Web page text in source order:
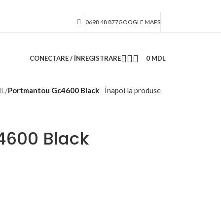
0698 48 877GOOGLE MAPS
CONECTARE / ÎNREGISTRARE 0 MDL
/Portmantou Gc4600 Black Înapoi la produse
Black